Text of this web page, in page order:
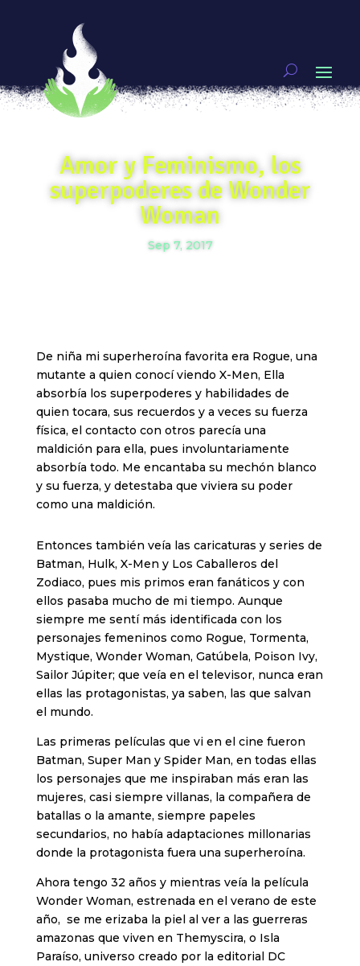
Amor y Feminismo, los
superpoderes de Wonder
Woman
Sep 7, 2017
De niña mi superheroína favorita era Rogue, una
mutante a quien conocí viendo X-Men, Ella
absorbía los superpoderes y habilidades de
quien tocara, sus recuerdos y a veces su fuerza
física, el contacto con otros parecía una
maldición para ella, pues involuntariamente
absorbía todo. Me encantaba su mechón blanco
y su fuerza, y detestaba que viviera su poder
como una maldición.
Entonces también veía las caricaturas y series de
Batman, Hulk, X-Men y Los Caballeros del
Zodiaco, pues mis primos eran fanáticos y con
ellos pasaba mucho de mi tiempo. Aunque
siempre me sentí más identificada con los
personajes femeninos como Rogue, Tormenta,
Mystique, Wonder Woman, Gatúbela, Poison Ivy,
Sailor Júpiter; que veía en el televisor, nunca eran
ellas las protagonistas, ya saben, las que salvan
el mundo.
Las primeras películas que vi en el cine fueron
Batman, Super Man y Spider Man, en todas ellas
los personajes que me inspiraban más eran las
mujeres, casi siempre villanas, la compañera de
batallas o la amante, siempre papeles
secundarios, no había adaptaciones millonarias
donde la protagonista fuera una superheroína.
Ahora tengo 32 años y mientras veía la película
Wonder Woman, estrenada en el verano de este
año, se me erizaba la piel al ver a las guerreras
amazonas que viven en Themyscira, o Isla
Paraíso, universo creado por la editorial DC